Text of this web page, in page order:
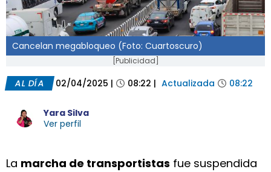
Cancelan megabloqueo (Foto: Cuartoscuro)
[Publicidad]
AL DÍA 02/04/2025 | 08:22 | Actualizada 08:22
Yara Silva
Ver perfil
La marcha de transportistas fue suspendida